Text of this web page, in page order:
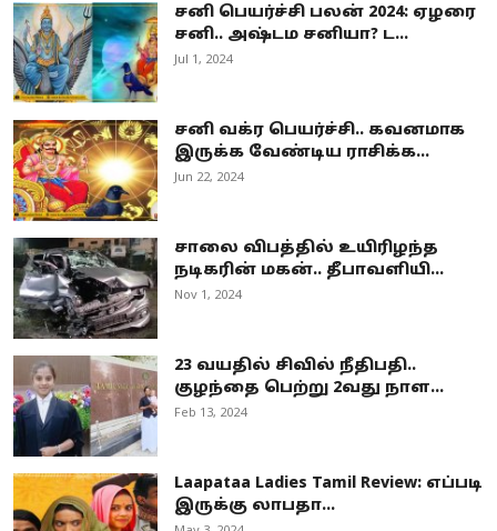
சனி பெயர்ச்சி பலன் 2024: ஏழரை
சனி.. அஷ்டம சனியா? ட...
Jul 1, 2024
சனி வக்ர பெயர்ச்சி.. கவனமாக
இருக்க வேண்டிய ராசிக்க...
Jun 22, 2024
சாலை விபத்தில் உயிரிழந்த
நடிகரின் மகன்.. தீபாவளியி...
Nov 1, 2024
23 வயதில் சிவில் நீதிபதி..
குழந்தை பெற்று 2வது நாள...
Feb 13, 2024
Laapataa Ladies Tamil Review: எப்படி
இருக்கு லாபதா...